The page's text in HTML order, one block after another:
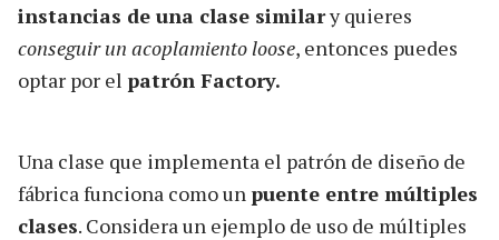
instancias de una clase similary quieres
conseguir un acoplamiento loose, entonces puedes
optar por el patrón Factory.
Una clase que implementa el patrón de diseño de
fábrica funciona como un puente entre múltiples
clases. Considera un ejemplo de uso de múltiples